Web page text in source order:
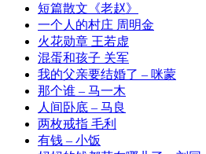
短篇散文《老赵》
一个人的村庄 周明金
火花勋章 王若虚
混蛋和孩子 关军
我的父亲要结婚了 – 咪蒙
那个谁 – 马一木
人间卧底 – 马良
两枚戒指 毛利
有钱 – 小饭